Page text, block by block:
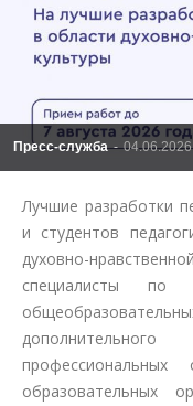
Пресс-служба - 04.06.2026
Лучшие разработки
и студентов
духовно-
специалисты
профессиональных
образовательных